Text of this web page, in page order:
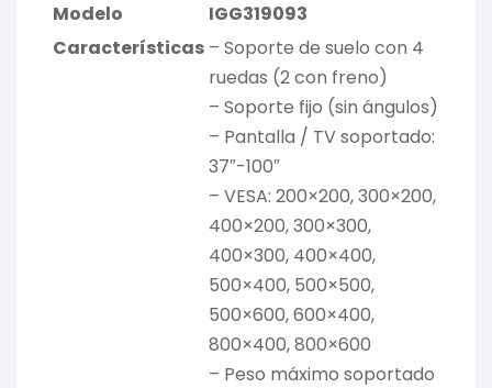
Modelo
IGG319093
Características – Soporte de suelo con 4
ruedas (2 con freno)
– Soporte fijo (sin ángulos)
– Pantalla / TV soportado:
37″-100″
– VESA: 200×200, 300×200,
400×200, 300×300,
400×300, 400×400,
500×400, 500×500,
500×600, 600×400,
800×400, 800×600
– Peso máximo soportado